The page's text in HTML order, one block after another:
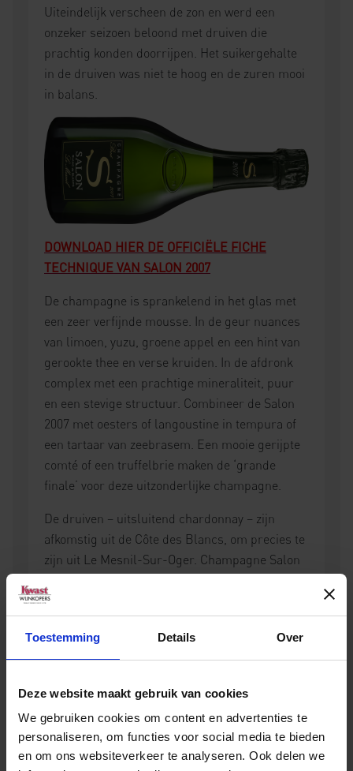
Toestemming Details Over
Deze website maakt gebruik van cookies
We gebruiken cookies om content en advertenties te
personaliseren, om functies voor social media te bieden
en om ons websiteverkeer te analyseren. Ook delen we
Uiteindelijk verscheen de zon en werd een
onzeker seizoen beloond met druiven die
prachtig konden doorrijpen. Het suikergehalte
in de druiven was niet te hoog en de zuren mooi
in balans.
DOWNLOAD HIER DE OFFICIËLE FICHE
TECHNIQUE VAN SALON 2007
De champagne is sprankelend in het glas met
een zeer verfijnde mousse. In de geur nuances
van limoen, yuzu, groene appel en een hint van
gerookte thee en verse kruiden. In de afdronk
complex met een prachtige mineraliteit, puur
en een stevige structuur. Combineer de Salon
2007 met oesters of langoustine in tempura of
een tartaar van zeebrasem. Een mooie gerijpte
comté of een truffelbrie maken de ‘grande
finale’ voor deze uitzonderlijke champagne.
De druiven – uitsluitend chardonnay – zijn
afkomstig uit de Côte des Blancs, om precies te
zijn uit Le Mesnil-Sur-Oger. Champagne Salon
gemaakt in uitzonderlijk goede oogstjaren.
Niet voor niets blijft Salon tot op de dag van